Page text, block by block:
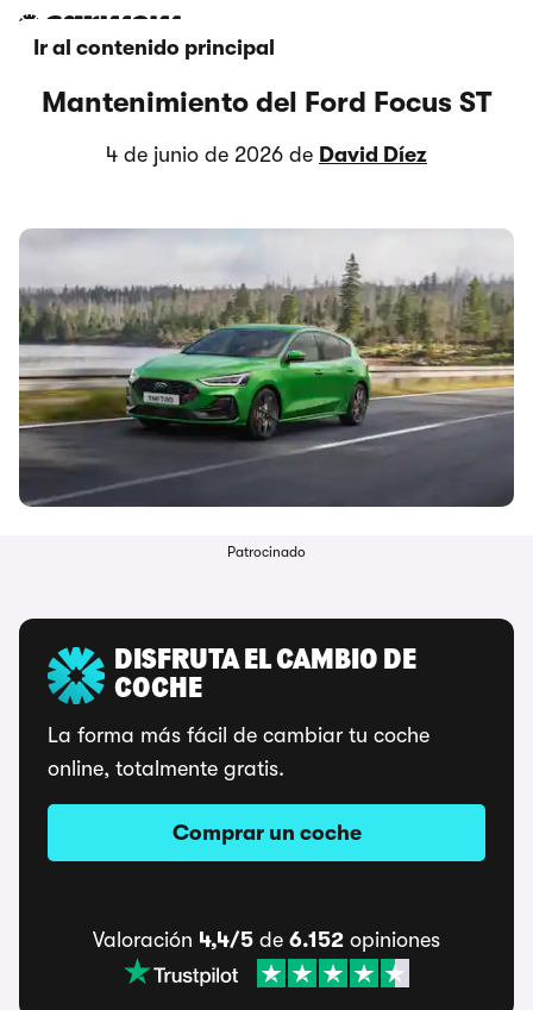
Ir al contenido principal
Mantenimiento del Ford Focus ST
4 de junio de 2026 de David Díez
Patrocinado
DISFRUTA EL CAMBIO DE
COCHE
La forma más fácil de cambiar tu coche
online, totalmente gratis.
Comprar un coche
Valoración 4,4/5 de 6.152 opiniones